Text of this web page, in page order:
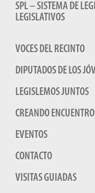
SPL – SISTEMA DE
LEGISLATIVOS
VOCES DEL RECINTO
DIPUTADOS DE LOS
LEGISLEMOS JUNTOS
CREANDO
EVENTOS
CONTACTO
VISITAS GUIADAS